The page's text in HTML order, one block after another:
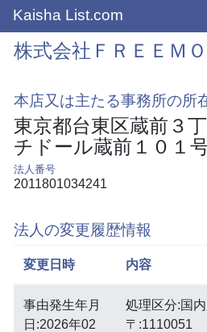
Kaisha List.com
株式会社ＦＲＥＥＭ
本店又は主たる事務所の所
東京都台東区蔵前３
チドール蔵前１０１
法人番号
2011801034241
法人の変更履歴情報
変更日時 内容
事由発生年月
日:2026年02
処理区分:国
〒:1110051